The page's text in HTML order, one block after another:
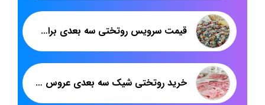
قیمت سرویس روتختی سه بعدی برای صادرات
خرید روتختی شیک سه بعدی عروس از تولیدی